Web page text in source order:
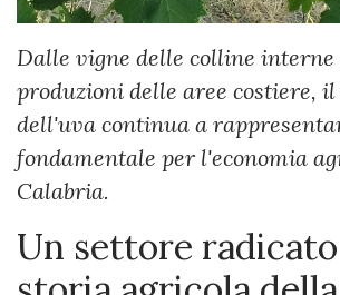
Dalle vigne delle colline interne
produzioni delle aree costiere,
dell'uva continua a
fondamentale per l'economia
Calabria.
Un settore